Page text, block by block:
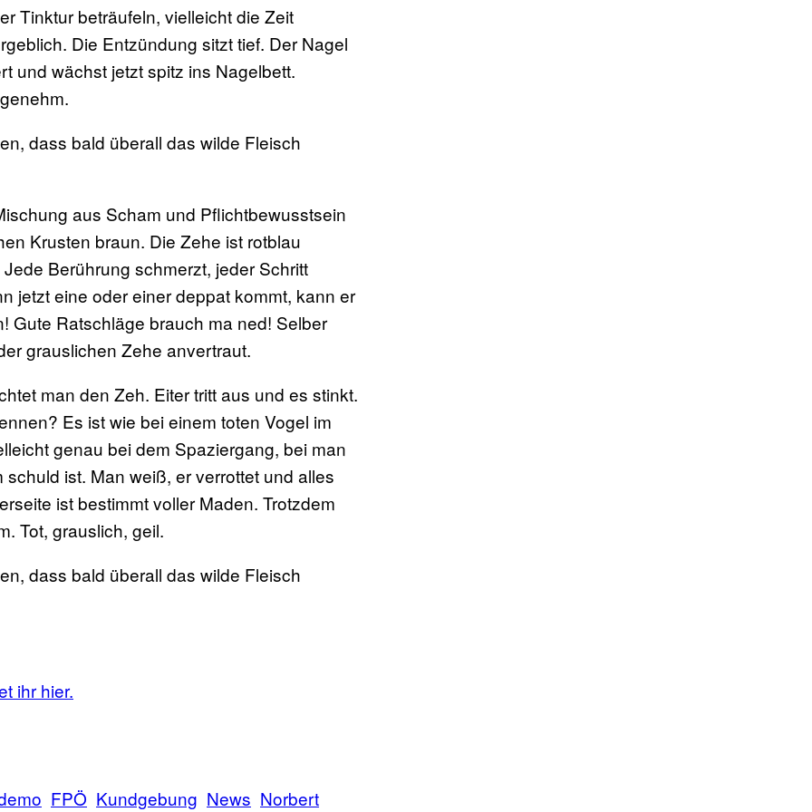
Tinktur beträufeln, vielleicht die Zeit
Die Entzündung sitzt tief. Der Nagel
und wächst jetzt spitz ins Nagelbett.
dass bald überall das wilde Fleisch
aus Scham und Pflichtbewusstsein
Krusten braun. Die Zehe ist rotblau
Berührung schmerzt, jeder Schritt
jetzt eine oder einer deppat kommt, kann er
Gute Ratschläge brauch ma ned! Selber
grauslichen Zehe anvertraut.
man den Zeh. Eiter tritt aus und es stinkt.
Es ist wie bei einem toten Vogel im
genau bei dem Spaziergang, bei man
ist. Man weiß, er verrottet und alles
ist bestimmt voller Maden. Trotzdem
Tot, grauslich, geil.
dass bald überall das wilde Fleisch
ihr hier.
FPÖ Kundgebung News Norbert